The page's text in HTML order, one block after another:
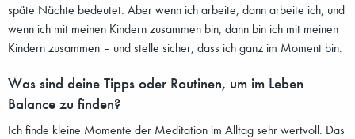
späte Nächte bedeutet. Aber wenn ich arbeite, dann arbeite ich, und
wenn ich mit meinen Kindern zusammen bin, dann bin ich mit meinen
Kindern zusammen – und stelle sicher, dass ich ganz im Moment bin.
Was sind deine Tipps oder Routinen, um im Leben
Balance zu finden?
Ich finde kleine Momente der Meditation im Alltag sehr wertvoll. Das